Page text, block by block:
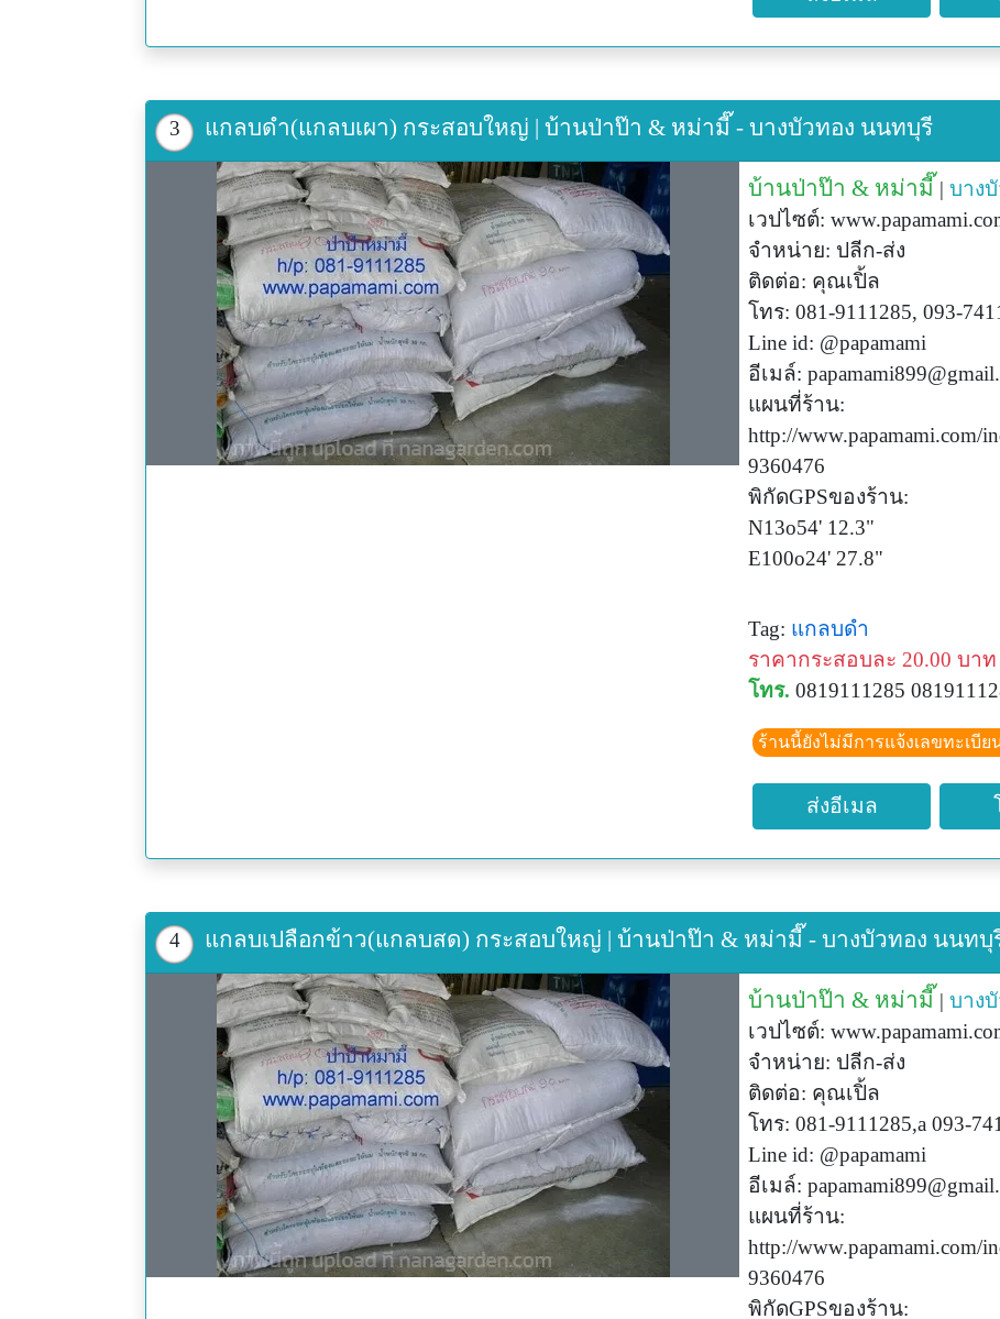
3 แกลบดำ(แกลบเผา) กระสอบใหญ่ | บ้านป่าป๊า & หม่ามี๊ - บางบัวทอง นนทบุรี
บ้านป่าป๊า & หม่ามี๊ | บาง
เวปไซต์:
จำหน่าย: ปลีก-ส่ง
ติดต่อ: คุณเปิ้ล
โทร: 081-9111285, 093-
Line id: @papamami
อีเมล์:
แผนที่ร้าน:
http://www.papamami.com/
9360476
พิกัดGPSของร้าน:
N13o54' 12.3"
E100o24' 27.8"
Tag: แกลบดำ
ราคากระสอบละ 20.00 บาท
โทร. 0819111285
ร้านนี้ยังไม่มีการแจ้งเลขทะเบี
ส่งอีเมล
4 แกลบเปลือกข้าว(แกลบสด) กระสอบใหญ่ | บ้านป่าป๊า & หม่ามี๊ - บางบัวทอง นนทบุ
บ้านป่าป๊า & หม่ามี๊ | บาง
เวปไซต์:
จำหน่าย: ปลีก-ส่ง
ติดต่อ: คุณเปิ้ล
โทร: 081-9111285,a 093-
Line id: @papamami
อีเมล์:
แผนที่ร้าน:
http://www.papamami.com/
9360476
พิกัดGPSของร้าน: